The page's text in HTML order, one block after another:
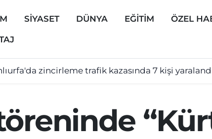
SİYASET DÜNYA EĞİTİM ÖZEL
zincirleme trafik kazasında 7 kişi
“Kürt